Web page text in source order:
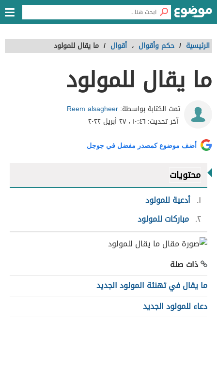
الرئيسية / حكم وأقوال ، أقوال / ما يقال للمولود
ما يقال للمولود
تمت الكتابة بواسطة:Reem alsagheer
آخر تحديث: ١٠:٤٦ ، ٢٧ أبريل ٢٠٢٢
أضف موضوع كمصدر مفضل في جوجل
محتويات
١ أدعية للمولود
٢ مباركات للمولود
ذات صلة
ما يقال في تهنئة المولود الجديد
دعاء للمولود الجديد